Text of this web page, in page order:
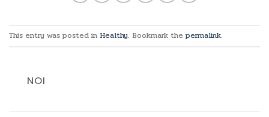
This entry was posted in Healthy. Bookmark the permalink.
NOI